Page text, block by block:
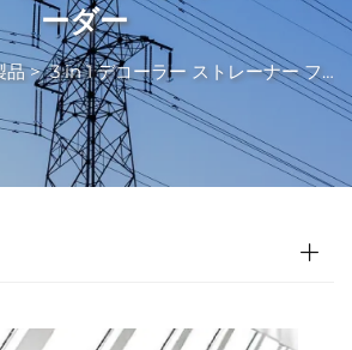
ーダー
品>3 in 1 デコーラー ストレーナー フィーダー